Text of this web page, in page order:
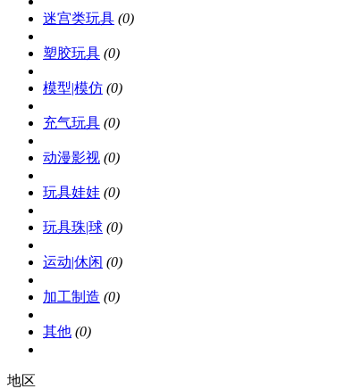
迷宫类玩具 (0)
塑胶玩具 (0)
模型|模仿 (0)
充气玩具 (0)
动漫影视 (0)
玩具娃娃 (0)
玩具珠|球 (0)
运动|休闲 (0)
加工制造 (0)
其他 (0)
地区